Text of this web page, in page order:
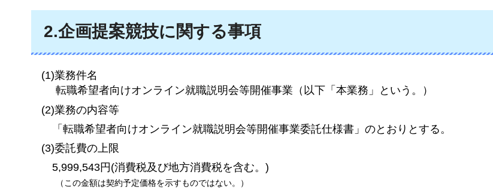
2.企画提案競技に関する事項
(1)業務件名
転職希望者向けオンライン就職説明会等開催事業（以下「本業務」という。）
(2)業務の内容等
「転職希望者向けオンライン就職説明会等開催事業委託仕様書」のとおりとする。
(3)委託費の上限
5,999,543円(消費税及び地方消費税を含む。)
（この金額は契約予定価格を示すものではない。）